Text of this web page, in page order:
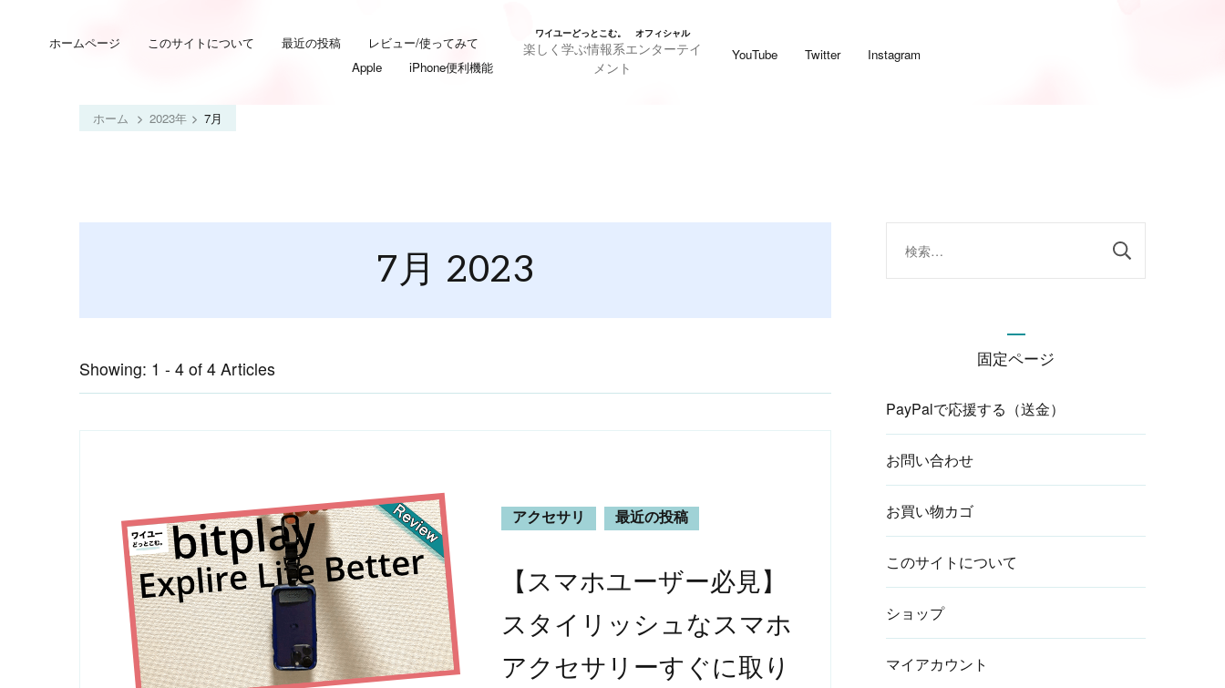
ホームページ このサイトについて 最近の投稿
レビュー/使ってみて
Apple
iPhone便利機能
YouTube Twitter Instagram
ワイユーどっとこむ。 オフィシャル
楽しく学ぶ情報系エンターテイ
メント
ホーム 2023年 7月
7月 2023
Showing: 1 - 4 of 4 Articles
アクセサリ 最近の投稿
【スマホユーザー必見】
スタイリッシュなスマホ
アクセサリーすぐに取り
固定ページ
PayPalで応援する（送金）
お問い合わせ
お買い物カゴ
このサイトについて
ショップ
マイアカウント